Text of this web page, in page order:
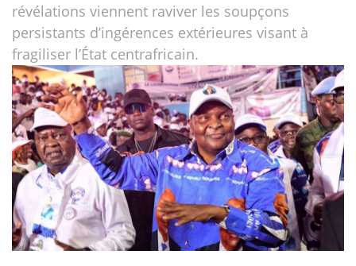
révélations viennent raviver les soupçons
persistants d’ingérences extérieures visant à
fragiliser l’État centrafricain.